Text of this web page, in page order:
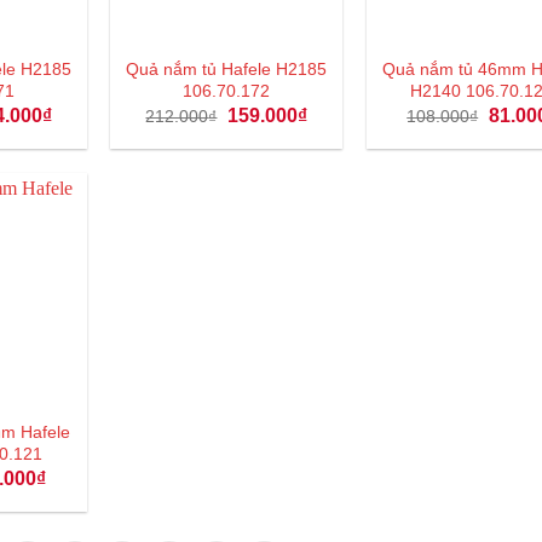
H2185
₫Giá
tại
144.000₫.
Quả nắm tủ Hafele H2185
106.70.172
212.000₫ Giá
là:
159.000₫Giá
tại
Quả nắm tủ 46mm
H2140
108.000₫ Giá
là:
Hafele
₫Giá
tại